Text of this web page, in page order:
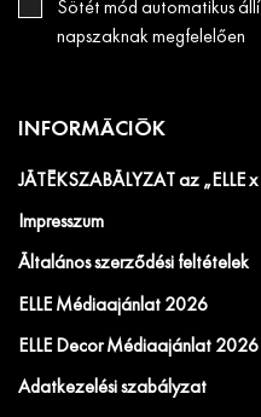
Sötét mód automatikus
napszaknak megfelelően
INFORMÁCIÓK
JÁTÉKSZABÁLYZAT az „ELLE
Impresszum
Általános szerződési feltételek
ELLE Médiaajánlat 2026
ELLE Decor Médiaajánlat 2026
Adatkezelési szabályzat